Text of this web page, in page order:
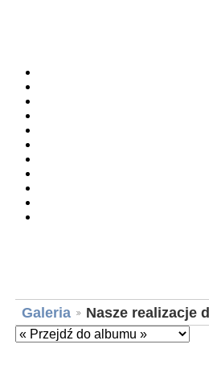
Galeria Nasze realizacje